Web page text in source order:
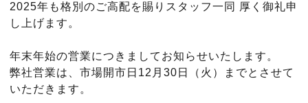
2025年も格別のご高配を賜りスタッフ一同 厚く御礼申
し上げます。
年末年始の営業につきましてお知らせいたします。
弊社営業は、市場開市日12月30日（火）までとさせて
いただきます。